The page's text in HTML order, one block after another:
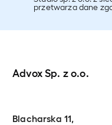
Advox Sp. z o.o.
Blacharska 11,
przetwarza dane